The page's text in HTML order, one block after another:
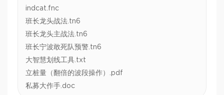
indcat.fnc
班长龙头战法.tn6
班长龙头主战法.tn6
班长宁波敢死队预警.tn6
大智慧划线工具.txt
立桩量（翻倍的波段操作）.pdf
私募大作手.doc